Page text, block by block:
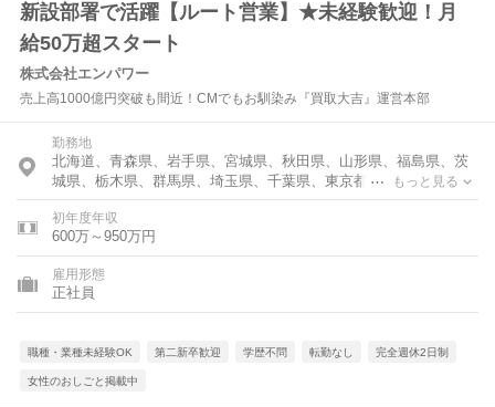
新設部署で活躍【ルート営業】★未経験歓迎！月
給50万超スタート
株式会社エンパワー
売上高1000億円突破も間近！CMでもお馴染み『買取大吉』運営本部
勤務地
北海道、青森県、岩手県、宮城県、秋田県、山形県、福島県、茨
城県、栃木県、群馬県、埼玉県、千葉県、東京都、神奈川県、富
山県、石川県、福井県、新潟県、山梨県、長野県、岐阜県、静岡
県、愛知県、三重県、滋賀県、京都府、大阪府、兵庫県、奈良
県、和歌山県、鳥取県、島根県、岡山県、広島県、山口県、徳島
県、香川県、愛媛県、高知県、福岡県、佐賀県、長崎県、熊本
県、大分県、宮崎県、鹿児島県
もっと見る
初年度年収
600万～950万円
雇用形態
正社員
職種・業種未経験OK 第二新卒歓迎 学歴不問 転勤なし 完全週休2日制
女性のおしごと掲載中